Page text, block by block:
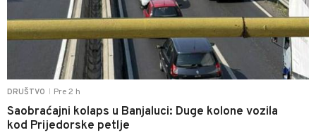
DRUŠTVO Pre 2 h
Saobraćajni kolaps u Banjaluci: Duge kolone vozila
kod Prijedorske petlje